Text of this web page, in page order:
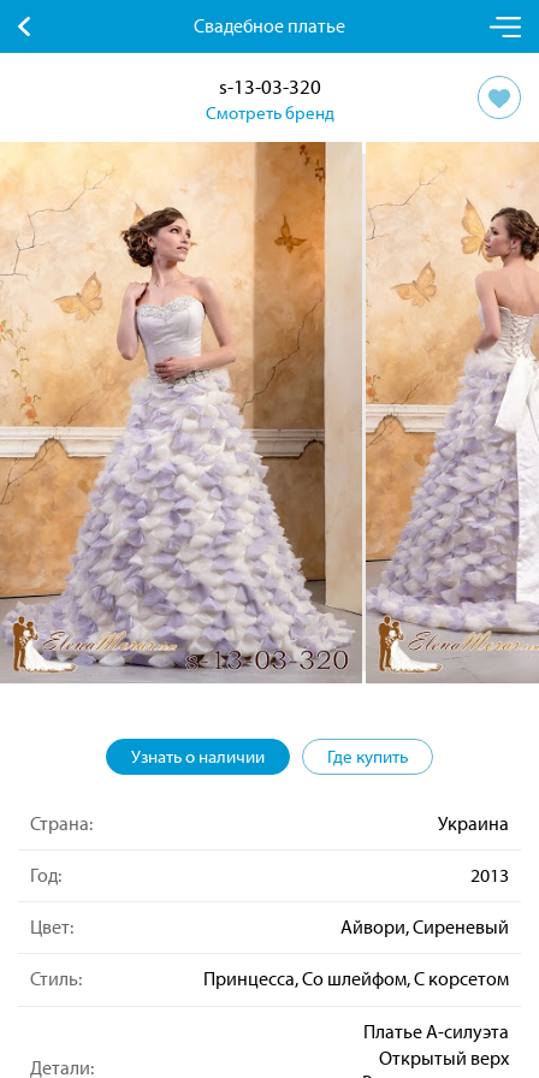
Свадебное платье
s-13-03-320
Смотреть бренд
Узнать о наличии Где купить
Страна: Украина
Год: 2013
Цвет: Айвори, Сиреневый
Стиль: Принцесса, Со шлейфом, С корсетом
Детали:
Платье А-силуэта
Открытый верх